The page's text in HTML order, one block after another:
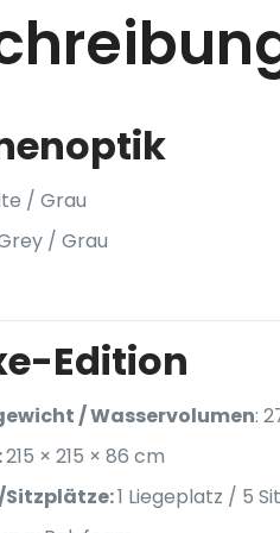
/ Grau
/ Grau
Edition
/ Wasservolumen:
215 × 215 × 86 cm
Sitzplätze:1 Liegeplatz / 5